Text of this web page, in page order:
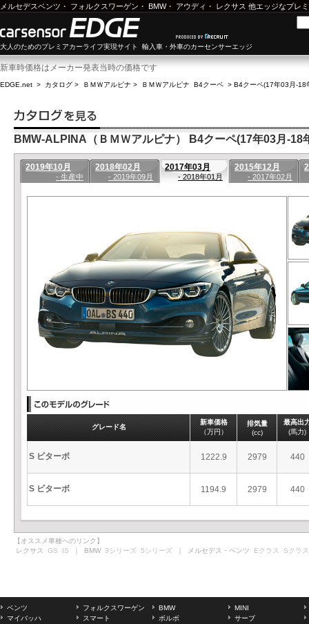
メルセデスベンツ ・ フォルクスワーゲン ・ BMW・ アウディ ・ レクサス 他エッジなプレ
大人のためのプレミアカーライフ実現サイト 輸入車・外車のカーセンサーエッジ
新車時価格はメーカー発表当時の価格です
EDGE.net > カタログ > ＢＭＷアルピナ > ＢＭＷアルピナ B4クーペ > B4クーペ(17年03月-18
BMW-ALPINA（ＢＭＷアルピナ） B4クーペ(17年03月-18
2019年10月
- 生産中
2018年02月
- 2019年09月
2017年03月
- 2018年01月
2015年12月
- 2017年02月
グレード名
新車価格
（万円）
排気量
(cc)
最高出
(馬力)
S ビターボ 1222.9 2979 440
S ビターボ 1194.9 2979 440
【オススメ車種へのリンク】
レクサス GS IS ｜ BMW 3シリーズ 5シリーズ ｜ メルセデス・ベンツ Eクラス Sクラス
ベンツ フォルクスワーゲン BMW
MINI
マイバッハ
スマート ボルボ
サーブ